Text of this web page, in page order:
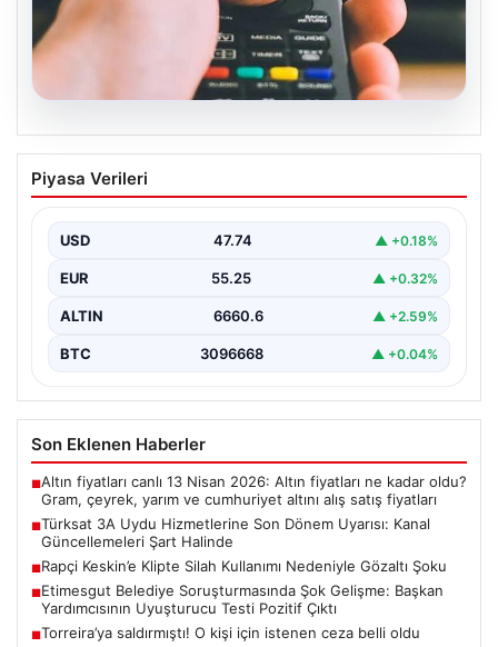
07.08.2026
Türksat 3A Uydu Hizmetlerine Son
Dönem Uyarısı: Kanal Güncellemeleri
Türksat 3A uydusu, uzun yıllar boyunca Türkiye’nin
Piyasa Verileri
USD 47.74 ▲ +0.18%
EUR 55.25 ▲ +0.32%
ALTIN 6660.6 ▲ +2.59%
BTC 3096668 ▲ +0.04%
Son Eklenen Haberler
■Altın fiyatları canlı 13 Nisan 2026: Altın fiyatları ne kadar oldu?
Gram, çeyrek, yarım ve cumhuriyet altını alış satış fiyatları
■Türksat 3A Uydu Hizmetlerine Son Dönem Uyarısı: Kanal
Güncellemeleri Şart Halinde
■Rapçi Keskin’e Klipte Silah Kullanımı Nedeniyle Gözaltı Şoku
■Etimesgut Belediye Soruşturmasında Şok Gelişme: Başkan
Yardımcısının Uyuşturucu Testi Pozitif Çıktı
■Torreira’ya saldırmıştı! O kişi için istenen ceza belli oldu